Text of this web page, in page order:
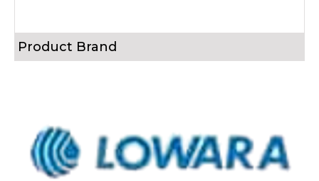
Product Brand